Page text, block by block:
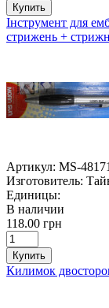
Купить
Інструмент для
стрижень +
Артикул: MS-48171
Изготовитель:
Единицы:
В наличии
118.00 грн
Купить
Килимок